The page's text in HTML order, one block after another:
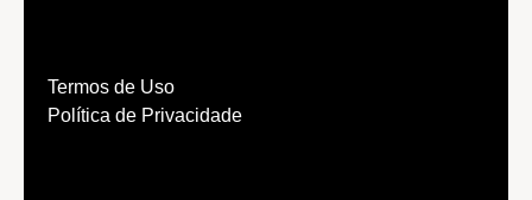
Termos de Uso
Política de Privacidade